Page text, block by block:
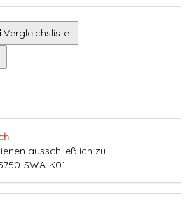
Vergleichsliste
ausschließlich zu
SWA-K01